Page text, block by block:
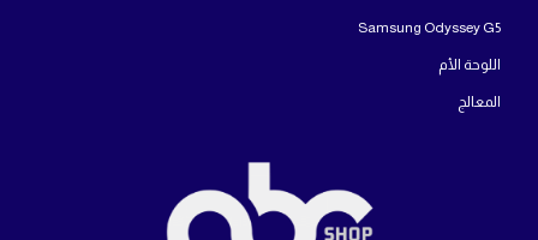
Samsung Odyssey G5
اللوحة الأم
المعالج